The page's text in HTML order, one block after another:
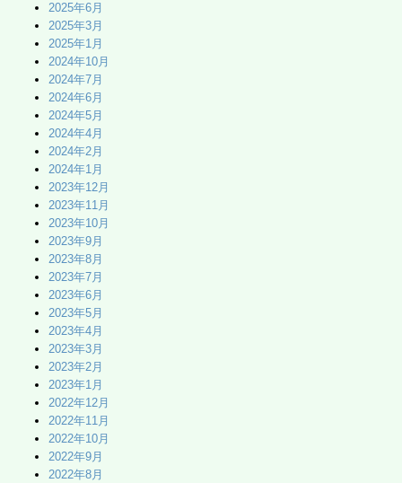
2025年6月
2025年3月
2025年1月
2024年10月
2024年7月
2024年6月
2024年5月
2024年4月
2024年2月
2024年1月
2023年12月
2023年11月
2023年10月
2023年9月
2023年8月
2023年7月
2023年6月
2023年5月
2023年4月
2023年3月
2023年2月
2023年1月
2022年12月
2022年11月
2022年10月
2022年9月
2022年8月